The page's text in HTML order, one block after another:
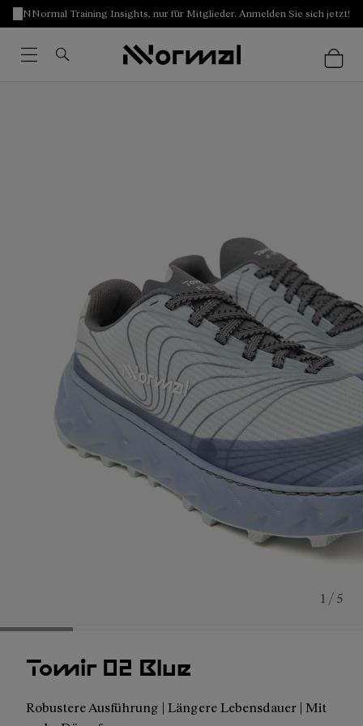
NNormal Training Insights, nur für Mitglieder. Anmelden Sie sich jetzt!
1 / 5
Tomir 02 Blue
Robustere Ausführung | Längere Lebensdauer | Mit